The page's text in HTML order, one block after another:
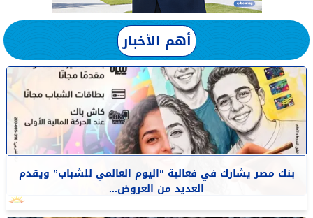
أهم الأخبار
بنك مصر يشارك في فعالية “اليوم العالمي للشباب” ويقدم
العديد من العروض...